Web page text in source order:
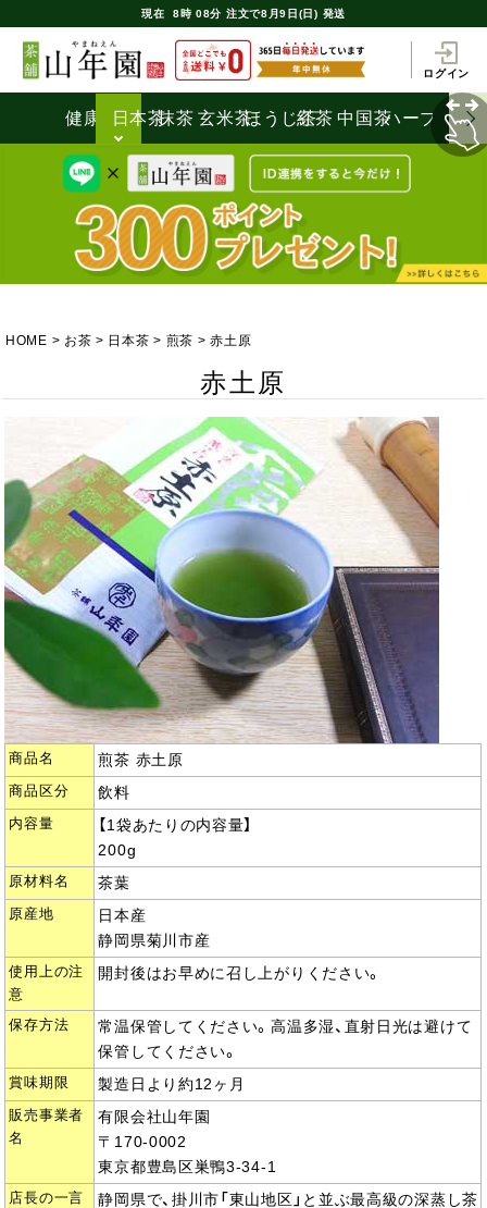
現在 8時 08分 注文で8月9日(日) 発送
ログイン
健康茶日本茶抹茶 玄米茶ほうじ茶
紅茶 中国茶ハーブティ
HOME お茶 日本茶 煎茶 赤土原
赤土原
商品名 煎茶 赤土原
商品区分 飲料
内容量
【1袋あたりの内容量】
200g
原材料名 茶葉
原産地
日本産
静岡県菊川市産
使用上の注
意
開封後はお早めに召し上がりください。
保存方法
常温保管してください。高温多湿、直射日光は避けて
保管してください。
賞味期限 製造日より約12ヶ月
販売事業者
名
有限会社山年園
〒170-0002
東京都豊島区巣鴨3-34-1
店長の一言
静岡県で、掛川市「東山地区」と並ぶ最高級の深蒸し茶